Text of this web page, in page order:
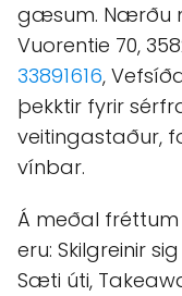
gæsum. Nærðu
Vuorentie 70,
33891616,
þekktir fyrir
veitingastaður,
vínbar.
Á meðal
eru: Skilgreinir
Sæti úti,